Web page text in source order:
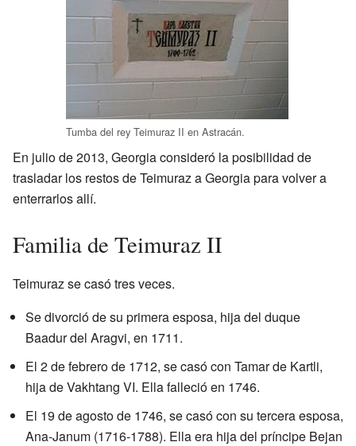
Tumba del rey Teimuraz II en Astracán.
En julio de 2013, Georgia consideró la posibilidad de
trasladar los restos de Teimuraz a Georgia para volver a
enterrarlos allí.
Familia de Teimuraz II
Teimuraz se casó tres veces.
Se divorció de su primera esposa, hija del duque
Baadur del Aragvi, en 1711.
El 2 de febrero de 1712, se casó con Tamar de Kartli,
hija de Vakhtang VI. Ella falleció en 1746.
El 19 de agosto de 1746, se casó con su tercera esposa,
Ana-Janum (1716-1788). Ella era hija del príncipe Bejan